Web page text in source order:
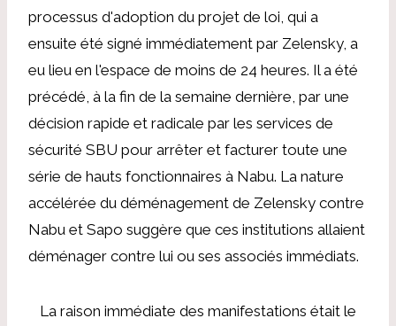
processus d'adoption du projet de loi, qui a
ensuite été signé immédiatement par Zelensky, a
eu lieu en l'espace de moins de 24 heures. Il a été
précédé, à la fin de la semaine dernière, par une
décision rapide et radicale par les services de
sécurité SBU pour arrêter et facturer toute une
série de hauts fonctionnaires à Nabu. La nature
accélérée du déménagement de Zelensky contre
Nabu et Sapo suggère que ces institutions allaient
déménager contre lui ou ses associés immédiats.
La raison immédiate des manifestations était le